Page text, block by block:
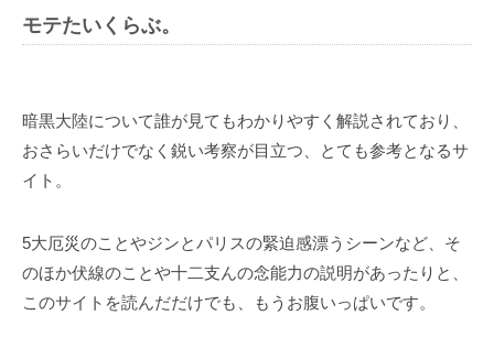
モテたいくらぶ。
暗黒大陸について誰が見てもわかりやすく解説されており、
おさらいだけでなく鋭い考察が目立つ、とても参考となるサ
イト。
5大厄災のことやジンとパリスの緊迫感漂うシーンなど、そ
のほか伏線のことや十二支んの念能力の説明があったりと、
このサイトを読んだだけでも、もうお腹いっぱいです。